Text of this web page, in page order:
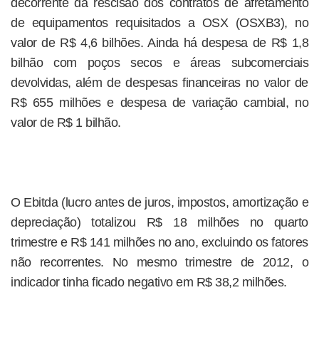
decorrente da rescisão dos contratos de afretamento
de equipamentos requisitados a OSX (OSXB3), no
valor de R$ 4,6 bilhões. Ainda há despesa de R$ 1,8
bilhão com poços secos e áreas subcomerciais
devolvidas, além de despesas financeiras no valor de
R$ 655 milhões e despesa de variação cambial, no
valor de R$ 1 bilhão.
O Ebitda (lucro antes de juros, impostos, amortização e
depreciação) totalizou R$ 18 milhões no quarto
trimestre e R$ 141 milhões no ano, excluindo os fatores
não recorrentes. No mesmo trimestre de 2012, o
indicador tinha ficado negativo em R$ 38,2 milhões.